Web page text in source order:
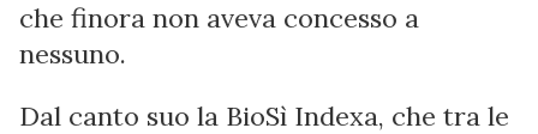
che finora non aveva concesso a
nessuno.
Dal canto suo la BioSì Indexa, che tra le